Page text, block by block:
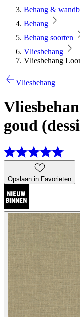
Behang &
Behang
Behang soorten
Vliesbehang
Vliesbehang
Vliesbehang
goud
Opslaan in Favorieten